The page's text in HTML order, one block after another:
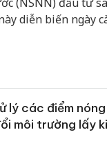
diễn biến ngày
lý các điểm nóng
môi trường lấy